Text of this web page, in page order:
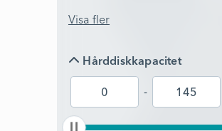
Visa fler
Hårddiskkapacitet
Hårddiskkapacitet
-